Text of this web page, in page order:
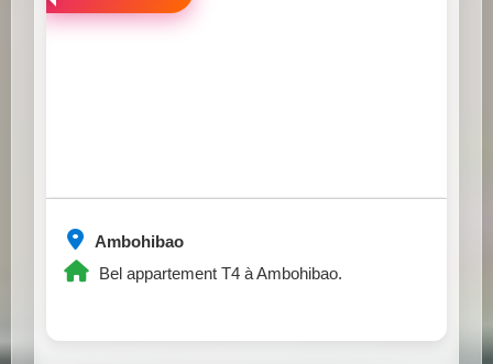
Ambohibao
Bel appartement T4 à Ambohibao.